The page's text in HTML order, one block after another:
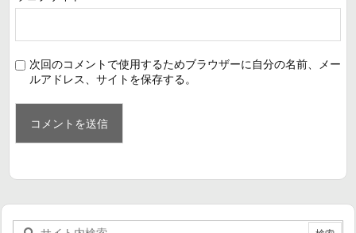
次回のコメントで使用するためブラウザーに自分の名前、メー
ルアドレス、サイトを保存する。